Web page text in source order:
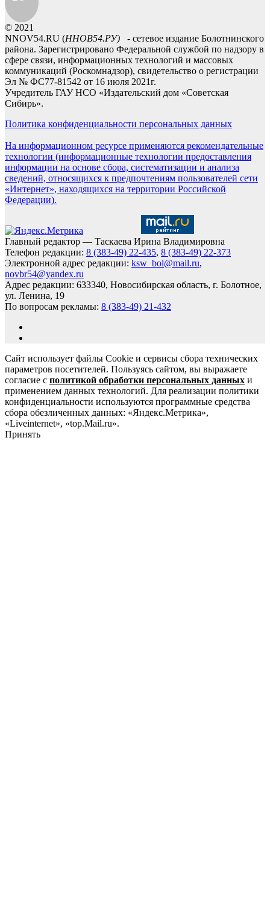
© 2021
NNOV54.RU (ННОВ54.РУ) - сетевое издание Болотнинского
района. Зарегистрировано Федеральной службой по надзору в
сфере связи, информационных технологий и массовых
коммуникаций (Роскомнадзор), свидетельство о регистрации
Эл № ФС77-81542 от 16 июля 2021г.
Учредитель ГАУ НСО «Издательский дом «Советская
Сибирь».
Политика конфиденциальности персональных данных
На информационном ресурсе применяются рекомендательные
технологии (информационные технологии предоставления
информации на основе сбора, систематизации и анализа
сведений, относящихся к предпочтениям пользователей сети
«Интернет», находящихся на территории Российской
Федерации).
Главный редактор — Таскаева Ирина Владимировна
Телефон редакции: 8 (383-49) 22-435, 8 (383-49) 22-373
Электронной адрес редакции: ksw_bol@mail.ru,
novbr54@yandex.ru
Адрес редакции: 633340, Новосибирская область, г. Болотное,
ул. Ленина, 19
По вопросам рекламы: 8 (383-49) 21-432
Сайт использует файлы Cookie и сервисы сбора технических
параметров посетителей. Пользуясь сайтом, вы выражаете
согласие с политикой обработки персональных данных и
применением данных технологий. Для реализации политики
конфиденциальности используются программные средства
сбора обезличенных данных: «Яндекс.Метрика»,
«Liveinternet», «top.Mail.ru».
Принять